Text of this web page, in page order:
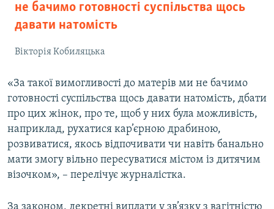
не бачимо готовності суспільства щось
давати натомість
Вікторія Кобиляцька
«За такої вимогливості до матерів ми не бачимо
готовності суспільства щось давати натомість, дбати
про цих жінок, про те, щоб у них була можливість,
наприклад, рухатися кар’єрною драбиною,
розвиватися, якось відпочивати чи навіть банально
мати змогу вільно пересуватися містом із дитячим
візочком», – перелічує журналістка.